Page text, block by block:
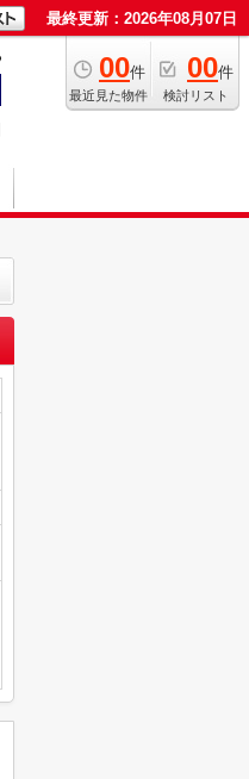
最終更新：2026年08月07日
00件
最近見た物件
00件
検討リスト